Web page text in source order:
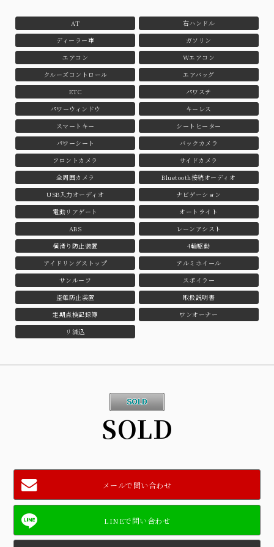
AT
右ハンドル
ディーラー車
ガソリン
エアコン
Wエアコン
クルーズコントロール
エアバッグ
ETC
パワステ
パワーウィンドウ
キーレス
スマートキー
シートヒーター
パワーシート
バックカメラ
フロントカメラ
サイドカメラ
全周囲カメラ
Bluetooth接続オーディオ
USB入力オーディオ
ナビゲーション
電動リアゲート
オートライト
ABS
レーンアシスト
横滑り防止装置
4輪駆動
アイドリングストップ
アルミホイール
サンルーフ
スポイラー
盗難防止装置
取扱説明書
定期点検記録簿
ワンオーナー
リ済込
SOLD
メールで問い合わせ